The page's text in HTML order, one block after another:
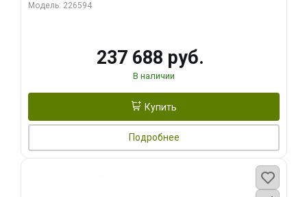
Модель: 226594
237 688 руб.
В наличии
Купить
Подробнее